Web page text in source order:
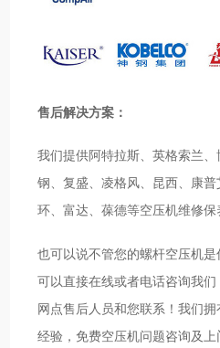
售后解决方案：
我们提供阿特拉斯、英格索兰
钢、复盛、凌格风、昆西、康
环、富达、葆德等空压机维修保
也可以说不管您的螺杆空压机
可以直接在线或者电话咨询我
网点售后人员和您联系！我们
经验，免费空压机问题咨询及上